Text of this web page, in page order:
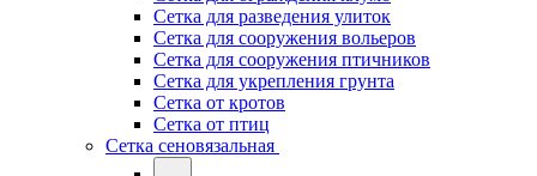
Сетка для разведения улиток
Сетка для сооружения вольеров
Сетка для сооружения птичников
Сетка для укрепления грунта
Сетка от кротов
Сетка от птиц
Сетка сеновязальная